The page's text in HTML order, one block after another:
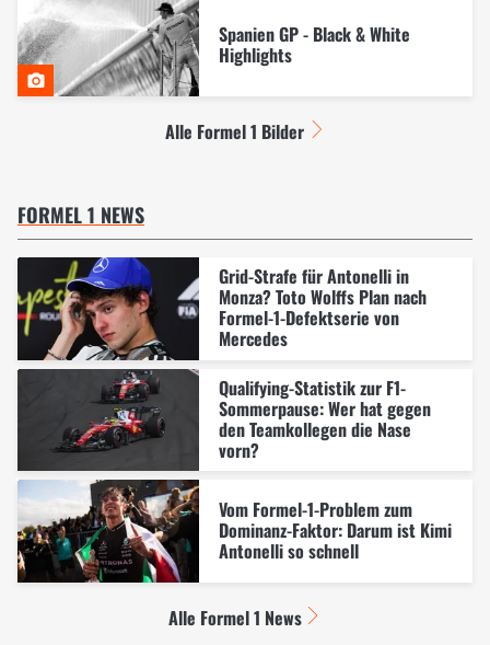
Spanien GP - Black & White
Highlights
Alle Formel 1 Bilder
FORMEL 1 NEWS
Grid-Strafe für Antonelli in
Monza? Toto Wolffs Plan nach
Formel-1-Defektserie von
Mercedes
Qualifying-Statistik zur F1-
Sommerpause: Wer hat gegen
den Teamkollegen die Nase
vorn?
Vom Formel-1-Problem zum
Dominanz-Faktor: Darum ist Kimi
Antonelli so schnell
Alle Formel 1 News